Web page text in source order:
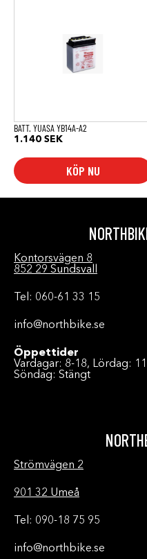
BATT. YUASA YB14A-A2
1.140 SEK
KÖP NU
Kontorsvägen 8
852 29 Sundsvall
Tel: 060-61 33 15
info@northbike.se
Öppettider
Vardagar: 8-18, Lördag:
Söndag: Stängt
Strömvägen 2
901 32 Umeå
Tel: 090-18 75 95
info@northbike.se